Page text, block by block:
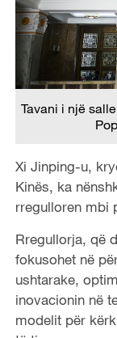
Tavani i një
Xi Jinping-u,
Kinës, ka
rregulloren mbi
Rregullorja, që
fokusohet në
ushtarake,
inovacionin në
modelit për